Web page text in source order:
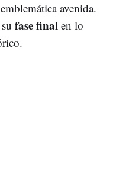
avenida.
fase final en lo